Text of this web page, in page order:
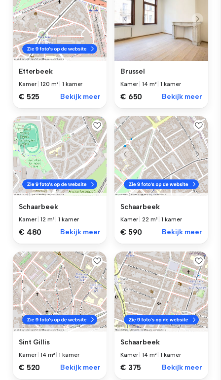
Etterbeek
Kamer |120 m² |1 kamer
€ 525 Bekijk meer
Brussel
Kamer |14 m² |1 kamer
€ 650 Bekijk meer
Schaarbeek
Kamer |12 m² |1 kamer
€ 480 Bekijk meer
Schaarbeek
Kamer |22 m² |1 kamer
€ 590 Bekijk meer
Sint Gillis
Kamer |14 m² |1 kamer
€ 520 Bekijk meer
Schaarbeek
Kamer |14 m² |1 kamer
€ 375 Bekijk meer